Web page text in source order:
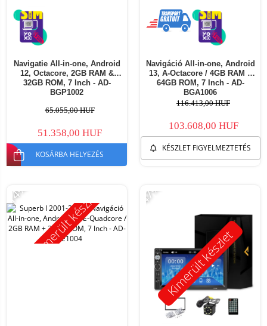
Navigatie All-in-one, Android
12, Octacore, 2GB RAM &
32GB ROM, 7 Inch - AD-
BGP1002
65.055,00 HUF
51.358,00 HUF
KOSÁRBA HELYEZÉS
Navigáció All-in-one, Android
13, A-Octacore / 4GB RAM +
64GB ROM, 7 Inch - AD-
BGA1006
116.413,00 HUF
103.608,00 HUF
KÉSZLET FIGYELMEZTETÉS
Kimerült készlet
-14%
Kimerült készlet
-47%